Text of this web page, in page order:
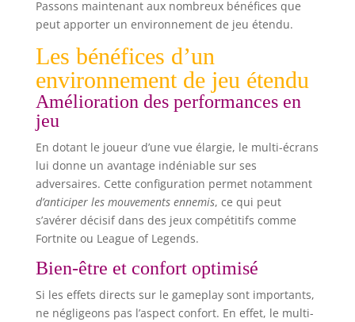
Passons maintenant aux nombreux bénéfices que
peut apporter un environnement de jeu étendu.
Les bénéfices d’un
environnement de jeu étendu
Amélioration des performances en
jeu
En dotant le joueur d’une vue élargie, le multi-écrans
lui donne un avantage indéniable sur ses
adversaires. Cette configuration permet notamment
d’anticiper les mouvements ennemis, ce qui peut
s’avérer décisif dans des jeux compétitifs comme
Fortnite ou League of Legends.
Bien-être et confort optimisé
Si les effets directs sur le gameplay sont importants,
ne négligeons pas l’aspect confort. En effet, le multi-